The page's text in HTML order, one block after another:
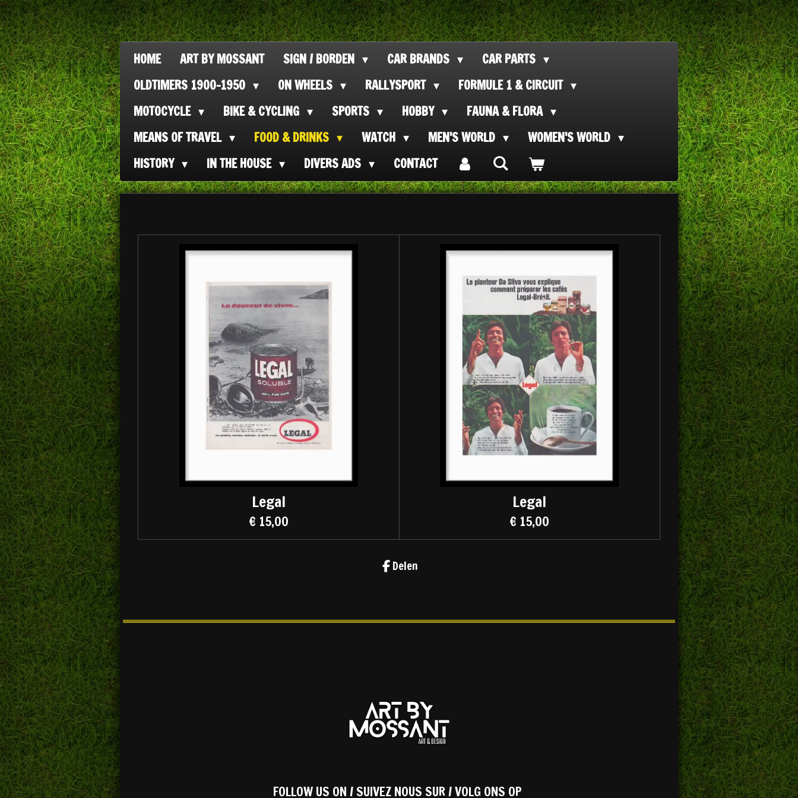
Ga
direct
naar
de
hoofdinhoud
HOME ART BY MOSSANT SIGN / BORDEN CAR BRANDS
CAR PARTS
OLDTIMERS 1900-1950
ON WHEELS RALLYSPORT
FORMULE 1 & CIRCUIT
MOTOCYCLE
BIKE & CYCLING SPORTS HOBBY
FAUNA & FLORA
MEANS OF TRAVEL
FOOD & DRINKS WATCH MEN'S WORLD
WOMEN'S WORLD
HISTORY
IN THE HOUSE DIVERS ADS CONTACT
Legal
€ 15,00
Legal
€ 15,00
Delen
FOLLOW US ON / SUIVEZ NOUS SUR / VOLG ONS OP